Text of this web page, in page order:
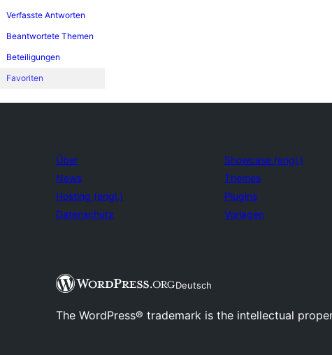
Verfasste Antworten
Beantwortete Themen
Beteiligungen
Favoriten
Über
News
Hosting (engl.)
Datenschutz
Showcase (engl.)
Themes
Plugins
Vorlagen
Deutsch
The WordPress® trademark is the intellectual